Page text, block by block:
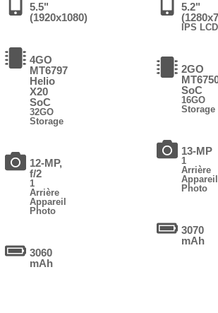
5.5"
(1920x1080)
4GO
MT6797
Helio
X20
SoC
32GO
Storage
12-MP,
f/2
1
Arrière
Appareil
Photo
3060
mAh
5.2"
IPS LCD
2GO
SoC
16GO
Storage
13-MP
1
Arrière
Appareil
Photo
3070
mAh